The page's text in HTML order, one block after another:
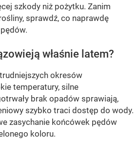
szkody niż pożytku. Zanim
sprawdź, co naprawdę
właśnie latem?
okresów
temperatury, silne
brak opadów sprawiają,
szybko traci dostęp do wody.
zasychanie końcówek pędów
koloru.